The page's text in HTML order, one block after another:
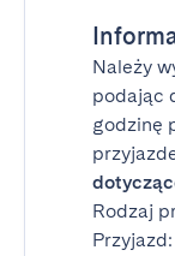
Należy
podając
godzinę
Rodzaj
Przyjazd: